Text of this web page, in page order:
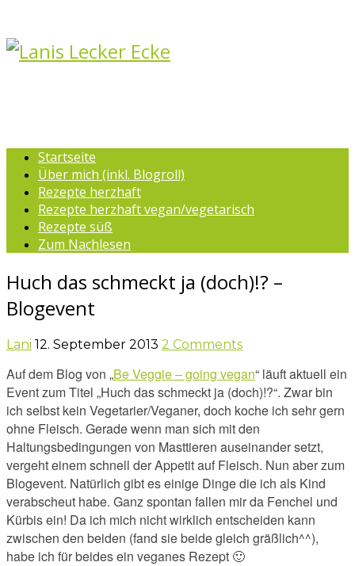
Startseite
Über mich (inkl. Blogroll)
Rezepte herzhaft
Rezepte herzhaft vegan/vegetarisch
Rezepte süß
Zum Nachlesen
Huch das schmeckt ja (doch)!? –
Blogevent
Lani 12. September 2013 2 Comments
Auf dem Blog von „Be Veggie – going vegan“ läuft aktuell ein
Event zum Titel „Huch das schmeckt ja (doch)!?“. Zwar bin
ich selbst kein Vegetarier/Veganer, doch koche ich sehr gern
ohne Fleisch. Gerade wenn man sich mit den
Haltungsbedingungen von Masttieren auseinander setzt,
vergeht einem schnell der Appetit auf Fleisch. Nun aber zum
Blogevent. Natürlich gibt es einige Dinge die ich als Kind
verabscheut habe. Ganz spontan fallen mir da Fenchel und
Kürbis ein! Da ich mich nicht wirklich entscheiden kann
zwischen den beiden (fand sie beide gleich gräßlich^^),
habe ich für beides ein veganes Rezept 🙂